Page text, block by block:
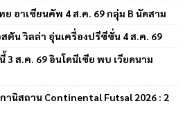
อาเซียนคัพ 4 ส.ค. 69 กลุ่ม B นัดสาม
น วิลล่า อุ่นเครื่องปรีซีซั่น 4 ส.ค. 69
3 ส.ค. 69 อินโดนีเซีย พบ เวียดนาม
นิสถาน Continental Futsal 2026 : 2